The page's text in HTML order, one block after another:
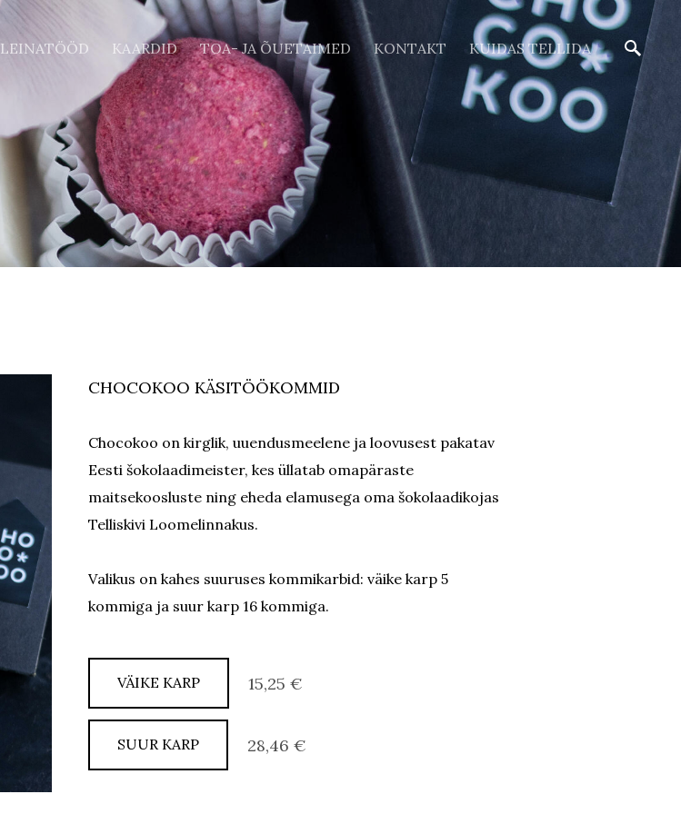
LEINATÖÖD KAARDID TOA- JA ÕUETAIMED KONTAKT KUIDAS TELLIDA
CHOCOKOO KÄSITÖÖKOMMID
Chocokoo on kirglik, uuendusmeelene ja loovusest pakatav
Eesti šokolaadimeister, kes üllatab omapäraste
maitsekoosluste ning eheda elamusega oma šokolaadikojas
Telliskivi Loomelinnakus.
Valikus on kahes suuruses kommikarbid: väike karp 5
kommiga ja suur karp 16 kommiga.
VÄIKE KARP 15,25 €
SUUR KARP 28,46 €